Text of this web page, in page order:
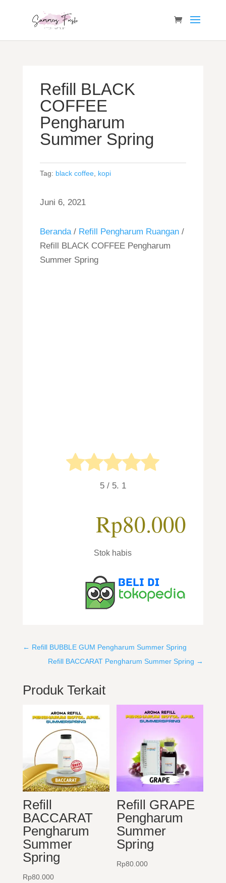
Refill BLACK
COFFEE
Pengharum
Summer Spring
Tag: black coffee, kopi
Juni 6, 2021
Beranda/ Refill Pengharum Ruangan/
Refill BLACK COFFEE Pengharum
Summer Spring
5/ 5. 1
Rp80.000
Stok habis
← Refill BUBBLE GUM Pengharum Summer Spring
Refill BACCARAT Pengharum Summer Spring →
Produk Terkait
Refill
BACCARAT
Pengharum
Summer
Spring
Rp80.000
Refill GRAPE
Pengharum
Summer
Spring
Rp80.000